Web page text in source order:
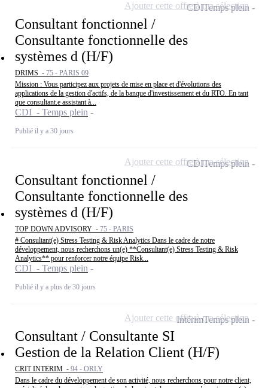
Consultant fonctionnel /
Consultante fonctionnelle des
systèmes d (H/F)
DRIMS - 75 - PARIS 09
Mission : Vous participez aux projets de mise en place et d'évolutions des
applications de la gestion d'actifs, de la banque d'investissement et du RTO. En tant
que consultant.e assistant à...
CDI - Temps plein
Publié il y a 30 jours
CDITemps plein
Ajouter cette offre à ma sélection
Consultant fonctionnel /
Consultante fonctionnelle des
systèmes d (H/F)
TOP DOWN ADVISORY - 75 - PARIS
# Consultant(e) Stress Testing & Risk Analytics Dans le cadre de notre
développement, nous recherchons un(e) **Consultant(e) Stress Testing & Risk
Analytics** pour renforcer notre équipe Risk...
CDI - Temps plein
Publié il y a plus de 30 jours
CDITemps plein
Ajouter cette offre à ma sélection
Consultant / Consultante SI
Gestion de la Relation Client (H/F)
CRIT INTERIM - 94 - ORLY
Dans le cadre du développement de son activité, nous recherchons pour notre client,
IntérimTemps plein
Ajouter cette offre à ma sélection